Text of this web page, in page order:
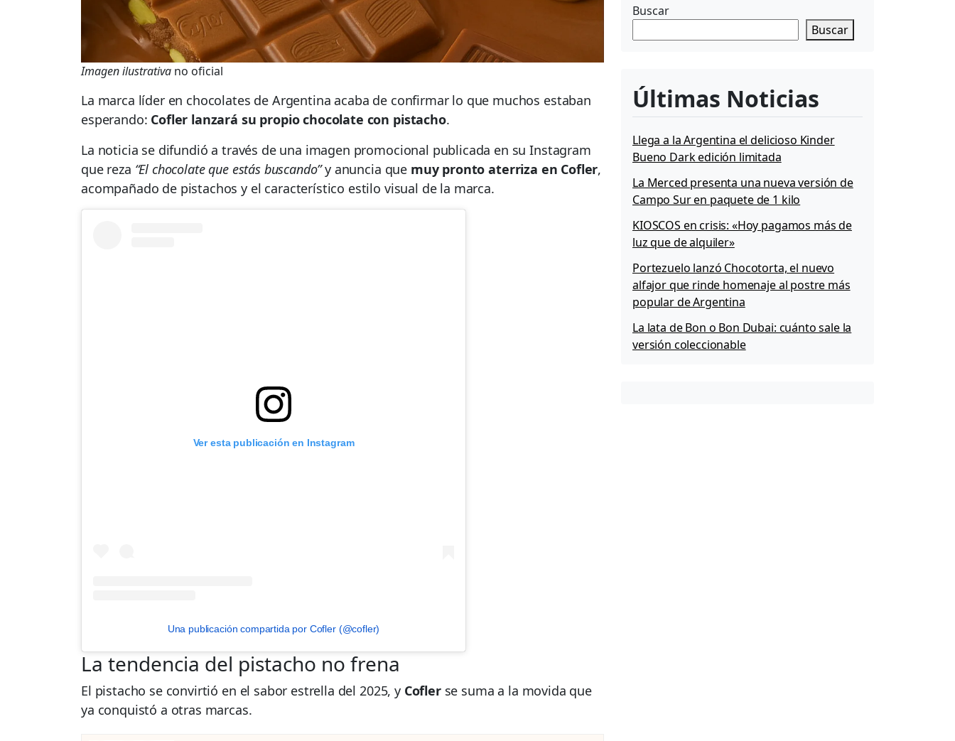
Imagen ilustrativa no oficial
La marca líder en chocolates de Argentina acaba de confirmar lo que muchos estaban
esperando: Cofler lanzará su propio chocolate con pistacho.
La noticia se difundió a través de una imagen promocional publicada en su Instagram
que reza “El chocolate que estás buscando”y anuncia que muy pronto aterriza en Cofler,
acompañado de pistachos y el característico estilo visual de la marca.
Ver esta publicación en Instagram
Una publicación compartida por Cofler (@cofler)
La tendencia del pistacho no frena
El pistacho se convirtió en el sabor estrella del 2025, y Cofler se suma a la movida que
ya conquistó a otras marcas.
Buscar
Buscar
Últimas Noticias
Llega a la Argentina el delicioso Kinder
Bueno Dark edición limitada
La Merced presenta una nueva versión de
Campo Sur en paquete de 1 kilo
KIOSCOS en crisis: «Hoy pagamos más de
luz que de alquiler»
Portezuelo lanzó Chocotorta, el nuevo
alfajor que rinde homenaje al postre más
popular de Argentina
La lata de Bon o Bon Dubai: cuánto sale la
versión coleccionable